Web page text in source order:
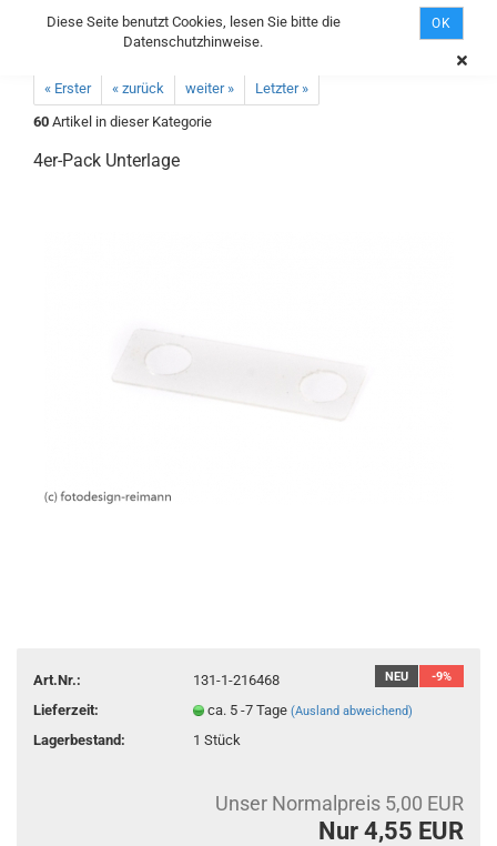
Diese Seite benutzt Cookies, lesen Sie bitte die
Datenschutzhinweise.
OK
« Erster « zurück weiter »
Letzter »
60 Artikel in dieser Kategorie
4er-Pack Unterlage
NEU -9%
Art.Nr.:
131-1-216468
Lieferzeit:
ca. 5 -7 Tage(Ausland abweichend)
Lagerbestand: 1Stück
Unser Normalpreis 5,00 EUR
Nur 4,55 EUR